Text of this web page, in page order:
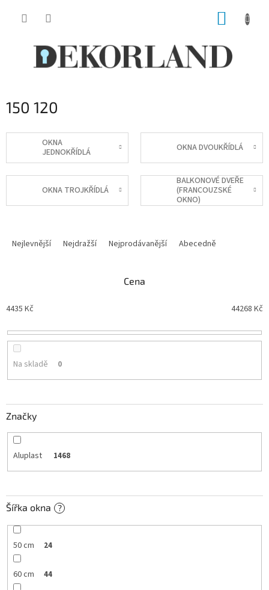
150 120
OKNA
JEDNOKŘÍDLÁ
OKNA DVOUKŘÍDLÁ
OKNA TROJKŘÍDLÁ
BALKONOVÉ DVEŘE
(FRANCOUZSKÉ
OKNO)
p
o
ů
Nejlevnější Nejdražší Nejprodávanější Abecedně
Cena
4435 Kč 44268 Kč
Na skladě 0
Značky
Aluplast 1468
Šířka okna ?
50 cm 24
60 cm 44